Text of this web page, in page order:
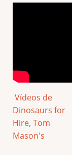
Vídeos de
Dinosaurs for
Hire, Tom
Mason's